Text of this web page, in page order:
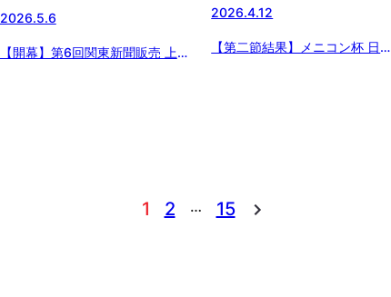
2026.5.6
【開幕】第6回関東新聞販売 上信
2026.4.12
【第二節結果】メニコン杯 日本
1 2 … 15